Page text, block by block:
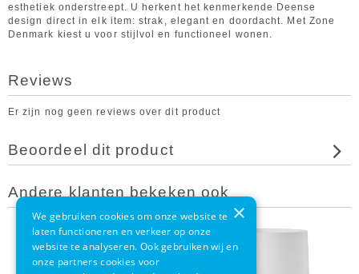
esthetiek onderstreept. U herkent het kenmerkende Deense
design direct in elk item: strak, elegant en doordacht. Met Zone
Denmark kiest u voor stijlvol en functioneel wonen.
Reviews
Er zijn nog geen reviews over dit product
Beoordeel dit product
Andere klanten bekeken ook
×
We gebruiken cookies om onze website te
laten functioneren en verkeer op onze
website te analyseren. Ook gebruiken wij en
onze partners cookies voor